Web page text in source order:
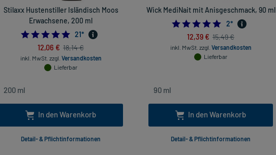
Stilaxx Hustenstiller Isländisch Moos
Erwachsene, 200 ml
5.0
21*
12,06 € 18,14 €
inkl. MwSt. zzgl. Versandkosten
Lieferbar
In den Warenkorb
Detail- & Pflichtinformationen
Wick MediNait mit Anisgeschmack, 90 ml
5.0
2*
12,39 € 15,49 €
inkl. MwSt. zzgl. Versandkosten
Lieferbar
In den Warenkorb
Detail- & Pflichtinformationen